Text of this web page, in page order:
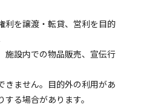
利を譲渡・転貸、営利を目的
施設内での物品販売、宣伝行
きません。目的外の利用があ
る場合があります。